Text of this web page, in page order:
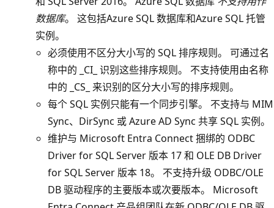
数据库。 这包括Azure SQL 数据库和Azure SQL 托管
实例。
必须使用不区分大小写的 SQL 排序规则。 可通过名
称中的 _CI_ 识别这些排序规则。 不支持使用由名称
中的 _CS_ 来识别的区分大小写的排序规则。
每个 SQL 实例只能有一个同步引擎。 不支持与 MIM
Sync、DirSync 或 Azure AD Sync 共享 SQL 实例。
维护与 Microsoft Entra Connect 捆绑的 ODBC
Driver for SQL Server 版本 17 和 OLE DB Driver
for SQL Server 版本 18。 不支持升级 ODBC/OLE
DB 驱动程序的主要版本或次要版本。 Microsoft